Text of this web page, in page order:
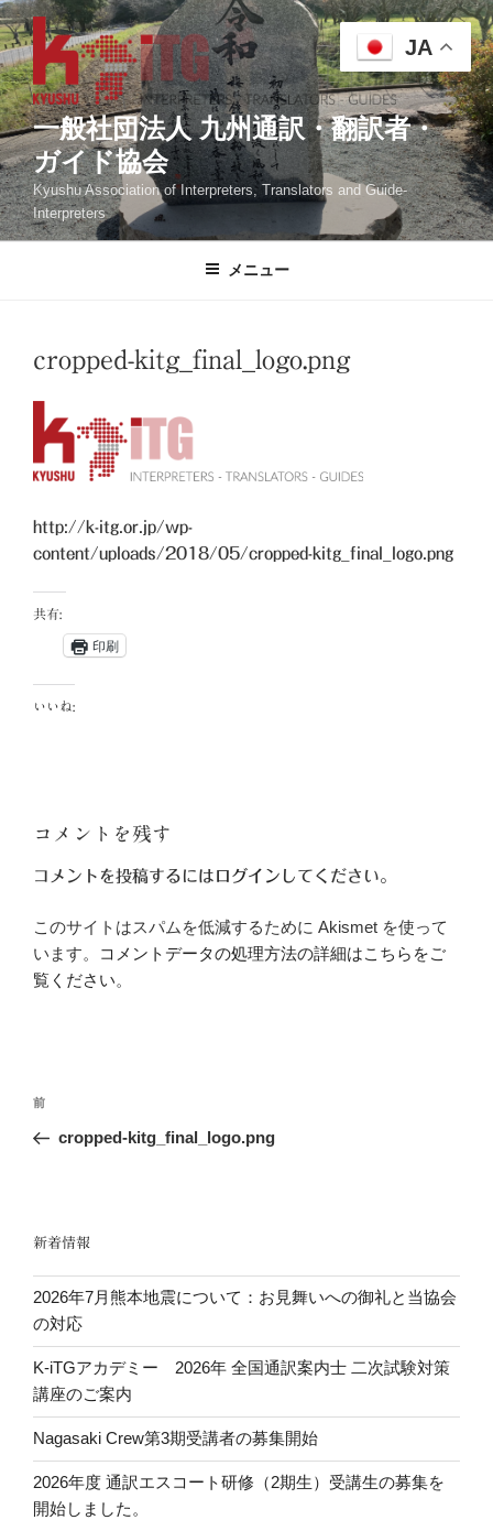
コ
ン
テ
ン
ツ
へ
ス
キ
ッ
一般社団法人 九州通訳・翻訳者・
ガイド協会
Kyushu Association of Interpreters, Translators and Guide-
Interpreters
メニュー
cropped-kitg_final_logo.png
http://k-itg.or.jp/wp-
content/uploads/2018/05/cropped-kitg_final_logo.png
共有:
印刷
いいね:
コメントを残す
コメントを投稿するには ログイン してください。
このサイトはスパムを低減するために Akismet を使って
います。
コメントデータの処理方法の詳細はこちらをご
覧ください。
投
ー
シ
ョ
ン
前
の
前
cropped-kitg_final_logo.png
新着情報
2026年7月熊本地震について：お見舞いへの御礼と当協会
の対応
K-iTGアカデミー 2026年 全国通訳案内士 二次試験対策
講座のご案内
Nagasaki Crew第3期受講者の募集開始
2026年度 通訳エスコート研修（2期生）受講生の募集を
開始しました。
JA